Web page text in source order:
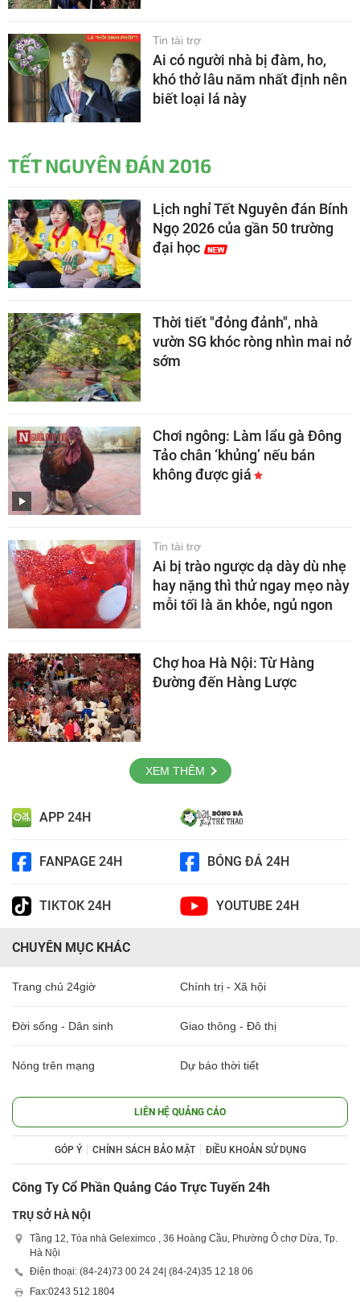
Tin tài trợ
Ai có người nhà bị đàm, ho,
khó thở lâu năm nhất định nên
biết loại lá này
TẾT NGUYÊN ĐÁN 2016
Lịch nghỉ Tết Nguyên đán Bính
Ngọ 2026 của gần 50 trường
đại học
Thời tiết "đỏng đảnh", nhà
vườn SG khóc ròng nhìn mai nở
sớm
Chơi ngông: Làm lẩu gà Đông
Tảo chân ‘khủng’ nếu bán
không được giá
Tin tài trợ
Ai bị trào ngược dạ dày dù nhẹ
hay nặng thì thử ngay mẹo này
mỗi tối là ăn khỏe, ngủ ngon
Chợ hoa Hà Nội: Từ Hàng
Đường đến Hàng Lược
XEM THÊM
APP 24H
FANPAGE 24H BÓNG ĐÁ 24H
TIKTOK 24H YOUTUBE 24H
CHUYÊN MỤC KHÁC
Trang chủ 24giờ Chính trị - Xã hội
Đời sống - Dân sinh Giao thông - Đô thị
Nóng trên mạng Dự báo thời tiết
LIÊN HỆ QUẢNG CÁO
GÓP Ý CHÍNH SÁCH BẢO MẬT ĐIỀU KHOẢN SỬ DỤNG
Công Ty Cổ Phần Quảng Cáo Trực Tuyến 24h
TRỤ SỞ HÀ NỘI
Tầng 12, Tòa nhà Geleximco , 36 Hoàng Cầu, Phường Ô chợ Dừa, Tp.
Hà Nội
Điện thoại: (84-24)73 00 24 24 | (84-24)35 12 18 06
Fax:0243 512 1804